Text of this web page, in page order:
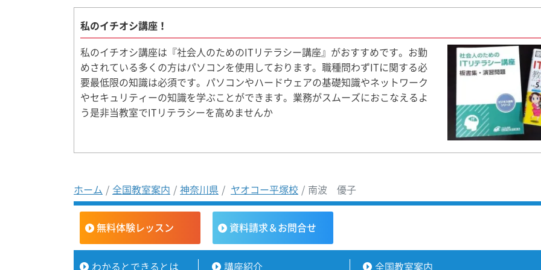
私のイチオシ講座！
私のイチオシ講座は『社会人のためのITリテラシー講座』がおすすめです。お勤
めされている多くの方はパソコンを使用しております。職種問わずITに関する必
要最低限の知識は必須です。パソコンやハードウェアの基礎知識やネットワーク
やセキュリティーの知識を学ぶことができます。業務がスムーズにおこなえるよ
う是非当教室でITリテラシーを高めませんか
ホーム 全国教室案内 神奈川県 ヤオコー平塚校 南波 優子
無料体験レッスン 資料請求＆お問合せ
わかるとできるとは 講座紹介 全国教室案内